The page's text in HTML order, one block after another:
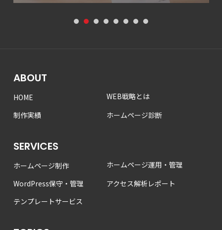
1 2 3 4 5 6 7 8
ABOUT
HOME
WEB戦略とは
制作実績
ホームページ診断
SERVICES
ホームページ制作
ホームページ運用・管理
WordPress保守・管理
アクセス解析レポート
テンプレートサービス